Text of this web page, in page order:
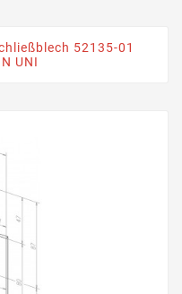
52135-01
UNI